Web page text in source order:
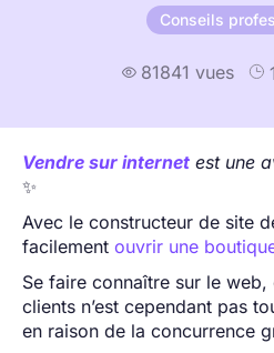
Conseils
 81841 vues
Vendre sur internet est une
✨
Avec le constructeur de site
facilement ouvrir une
Se faire connaître sur le
clients n’est cependant pas
en raison de la concurrence